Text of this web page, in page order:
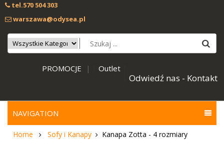
tel.570 504 303
warszawa@odysea.pl
PROMOCJE | Outlet
Odwiedź nas - Kontakt
NAVIGATION
Home Sofy i Kanapy Kanapa Zotta - 4 rozmiary